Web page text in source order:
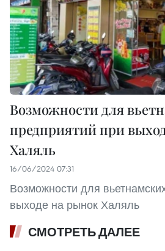
Возможности для
предприятий при
Халяль
16/06/2024 07:31
Возможности для
выходе на рынок Халяль
СМОТРЕТЬ ДАЛЕЕ